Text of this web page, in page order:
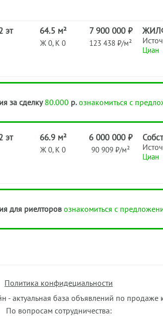
эт 64.5 м²
Ж 0, К 0
7 900 000 ₽
123 438 ₽/м²
Циан
за сделку 80.000 р. ознакомиться с
эт 66.9 м²
Ж 0, К 0
6 000 000 ₽
90 909 ₽/м²
Циан
для риелторов ознакомиться с
Политика конфидециальности
- актуальная база объявлений по продаже
По вопросам сотрудничества: